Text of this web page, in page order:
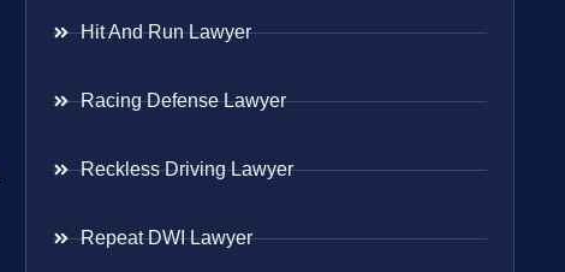
Hit And Run Lawyer
Racing Defense Lawyer
Reckless Driving Lawyer
Repeat DWI Lawyer